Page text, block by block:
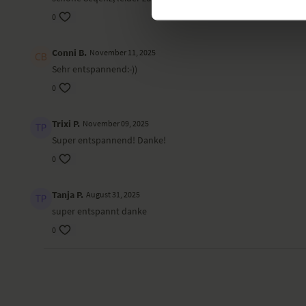
0
Conni B. November 11, 2025
Sehr entspannend:-))
0
Trixi P. November 09, 2025
Super entspannend! Danke!
0
Tanja P. August 31, 2025
super entspannt danke
0